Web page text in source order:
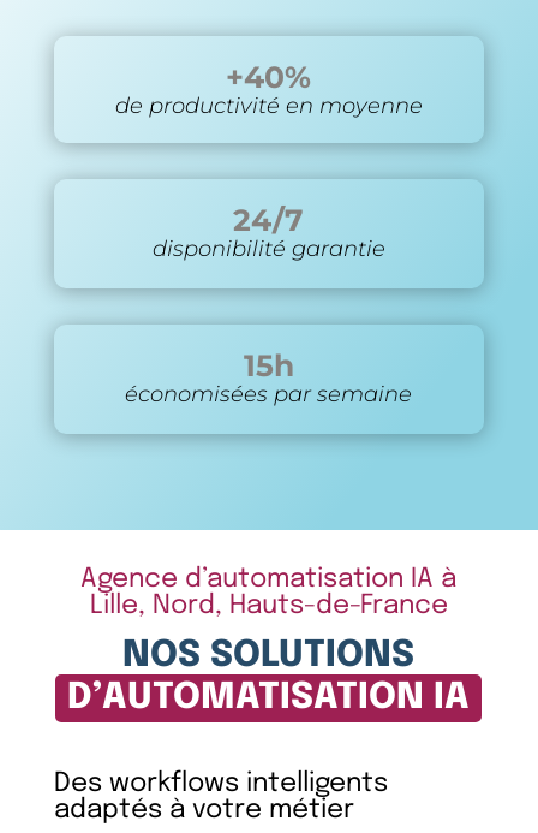
+40%
de productivité en moyenne
24/7
disponibilité garantie
15h
économisées par semaine
Agence d’automatisation IA à
Lille, Nord, Hauts-de-France
NOS SOLUTIONS
D’AUTOMATISATION IA
Des workflows intelligents
adaptés à votre métier